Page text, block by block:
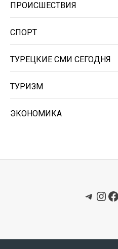
ПРОИСШЕСТВИЯ
СПОРТ
ТУРЕЦКИЕ СМИ СЕГОДНЯ
ТУРИЗМ
ЭКОНОМИКА